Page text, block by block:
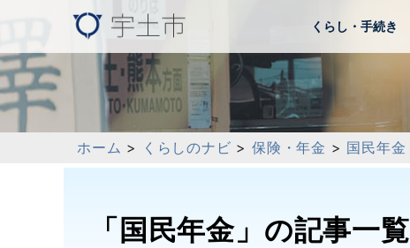
くらし・手続き
ホーム > くらしのナビ >保険・年金 > 国民年金
「国民年金」の記事一覧